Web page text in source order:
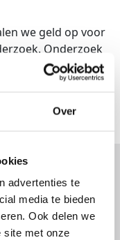
Over
advertenties te
media te bieden
Ook delen we
site met onze
we geld op voor
Onderzoek
geeft. Onderzoek